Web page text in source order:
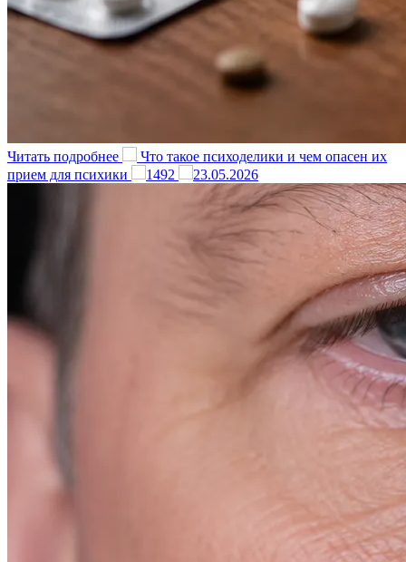
Читать подробнее
Что такое психоделики и чем опасен их
прием для психики
1492 23.05.2026